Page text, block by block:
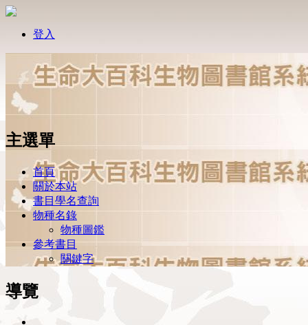
登入
主選單
首頁
關於本站
書目學名查詢
物種名錄
物種圖鑑
參考書目
關鍵字
導覽